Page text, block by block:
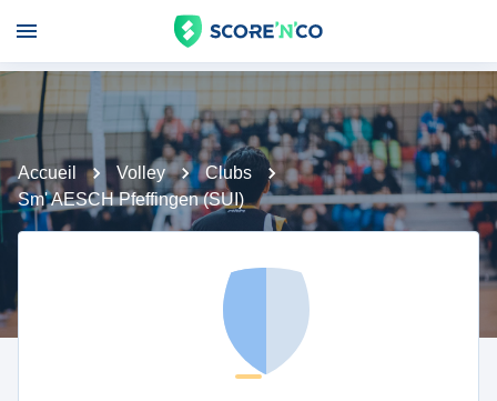
Accueil Volley
Clubs
Sm' AESCH Pfeffingen (SUI)